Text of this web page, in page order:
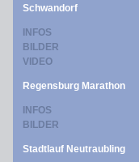
Schwandorf
INFOS
BILDER
VIDEO
Regensburg Marathon
INFOS
BILDER
Stadtlauf Neutraubling